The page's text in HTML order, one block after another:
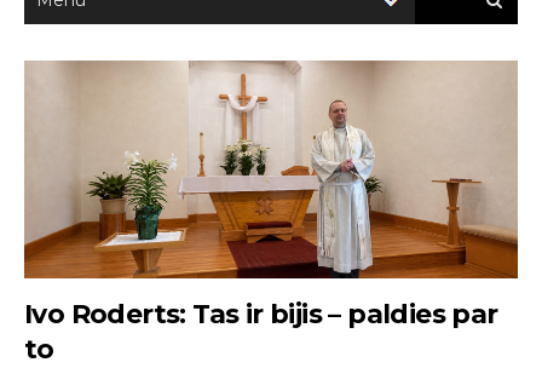
Ivo Roderts: Tas ir bijis – paldies par
to